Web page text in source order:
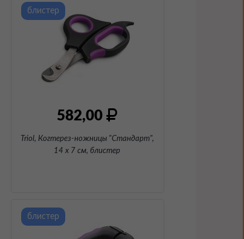
582,00
блистер
Triol, Когтерез-ножницы "Стандарт",
14 х 7 см, блистер
блистер